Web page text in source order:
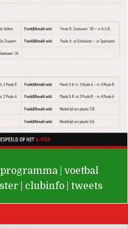
voetbal
clubinfo tweets